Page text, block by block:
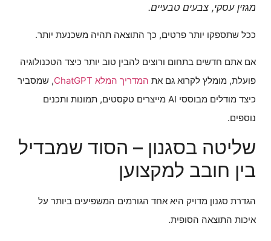
מגזין עסקי, צבעים טבעיים.
ככל שתספקו יותר פרטים, כך התוצאה תהיה משכנעת יותר.
אם אתם חדשים בתחום ורוצים להבין טוב יותר כיצד הטכנולוגיה
פועלת, מומלץ לקרוא גם את המדריך המלא ChatGPT
, שמסביר
כיצד מודלים מבוססי AI מייצרים טקסטים, תמונות ותכנים
נוספים.
שליטה בסגנון – הסוד שמבדיל
בין חובב למקצוען
הגדרת סגנון מדויק היא אחד הגורמים המשפיעים ביותר על
איכות התוצאה הסופית.